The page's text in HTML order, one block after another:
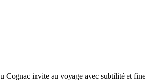
Cognac invite au voyage avec subtilité et